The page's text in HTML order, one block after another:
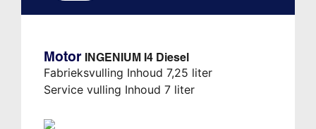
Motor INGENIUM I4 Diesel
Fabrieksvulling Inhoud 7,25 liter
Service vulling Inhoud 7 liter